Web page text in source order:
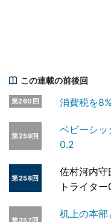
この連載の前後回
第260回 消費税を
第259回
ベビーシッ
0.2
第258回
佐村河内守
トライタ
第257回
机上の本部